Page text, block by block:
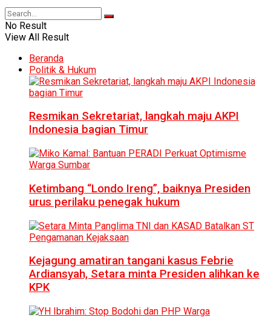
No Result
View All Result
Beranda
Politik & Hukum
Resmikan Sekretariat, langkah maju AKPI
Indonesia bagian Timur
Ketimbang “Londo Ireng”, baiknya Presiden
urus perilaku penegak hukum
Kejagung amatiran tangani kasus Febrie
Ardiansyah, Setara minta Presiden alihkan ke
KPK